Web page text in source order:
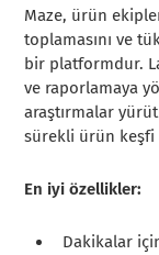
Maze, ürün
toplamasını ve
bir platformdur.
ve raporlamaya
araştırmalar
sürekli ürün keşfi
En iyi özellikler:
Dakikalar